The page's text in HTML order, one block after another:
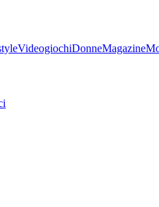
VideogiochiDonneMagazine